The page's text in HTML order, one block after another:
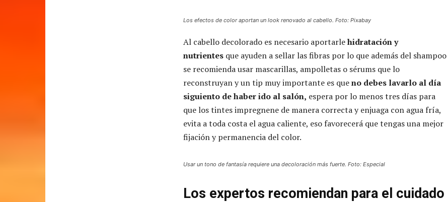
Los efectos de color aportan un look renovado al cabello. Foto: Pixabay
Al cabello decolorado es necesario aportarlehidratación y
nutrientes que ayuden a sellar las fibras por lo que además del shampoo
se recomienda usar mascarillas, ampolletas o sérums que lo
reconstruyan y un tip muy importante es queno debes lavarlo al día
siguiento de haber ido al salón, espera por lo menos tres días para
que los tintes impregnene de manera correcta y enjuaga con agua fría,
evita a toda costa el agua caliente, eso favorecerá que tengas una mejor
fijación y permanencia del color.
Usar un tono de fantasía requiere una decoloración más fuerte. Foto: Especial
Los expertos recomiendan para el cuidado